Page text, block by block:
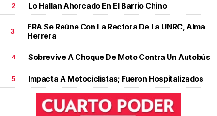
2 Lo Hallan Ahorcado En El Barrio Chino
3
ERA Se Reúne Con La Rectora De La UNRC, Alma
Herrera
4 Sobrevive A Choque De Moto Contra Un Autobús
5 Impacta A Motociclistas; Fueron Hospitalizados